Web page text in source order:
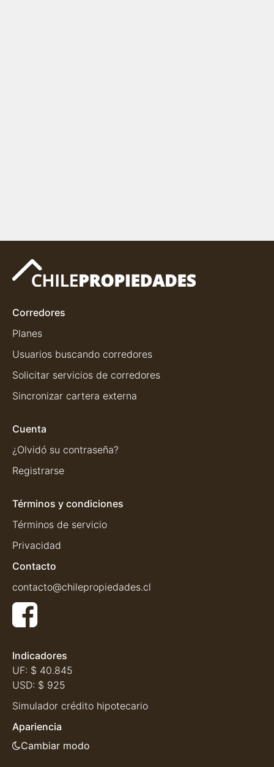
Corredores
Planes
Usuarios buscando corredores
Solicitar servicios de corredores
Sincronizar cartera externa
Cuenta
¿Olvidó su contraseña?
Registrarse
Términos y condiciones
Términos de servicio
Privacidad
Contacto
contacto@chilepropiedades.cl
Indicadores
UF: $ 40.845
USD: $ 925
Simulador crédito hipotecario
Apariencia
Cambiar modo